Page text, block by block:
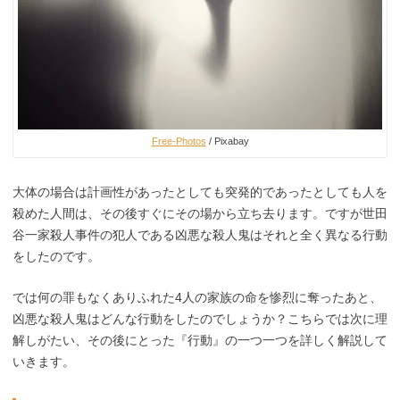
Free-Photos / Pixabay
大体の場合は計画性があったとしても突発的であったとしても人を
殺めた人間は、その後すぐにその場から立ち去ります。ですが世田
谷一家殺人事件の犯人である凶悪な殺人鬼はそれと全く異なる行動
をしたのです。
では何の罪もなくありふれた4人の家族の命を惨烈に奪ったあと、
凶悪な殺人鬼はどんな行動をしたのでしょうか？こちらでは次に理
解しがたい、その後にとった『行動』の一つ一つを詳しく解説して
いきます。